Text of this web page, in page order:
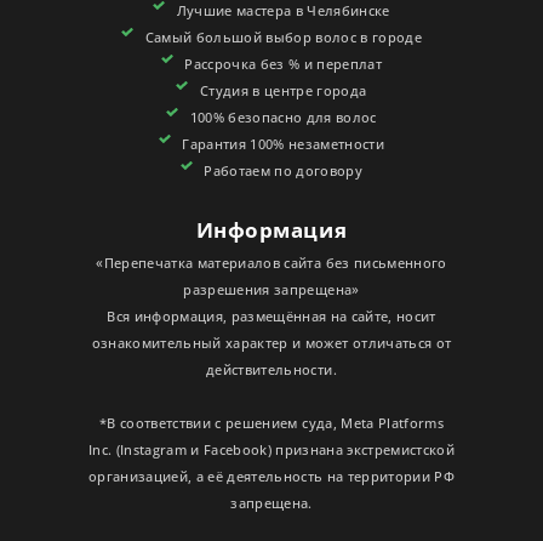
СЕРТИФИКАТЫЛучшие мастера в Челябинске
Самый большой выбор волос в городе
Рассрочка без % и переплат
Студия в центре города
100% безопасно для волос
Гарантия 100% незаметности
Работаем по договору
Информация
«Перепечатка материалов сайта без письменного
разрешения запрещена»
Вся информация, размещённая на сайте, носит
ознакомительный характер и может отличаться от
действительности.
*В соответствии с решением суда, Meta Platforms
Inc. (Instagram и Facebook) признана экстремистской
организацией, а её деятельность на территории РФ
запрещена.